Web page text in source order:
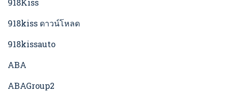
918Kiss
918kiss ดาวน์โหลด
918kissauto
ABA
ABAGroup2